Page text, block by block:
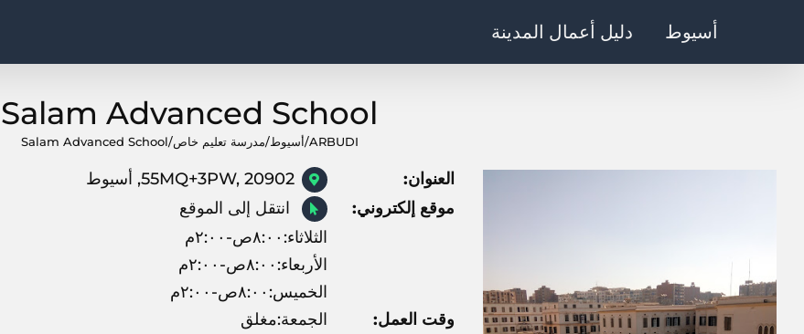
content
أسيوط دليل أعمال المدينة
Salam Advanced School
ARBUDI
/أسيوط/مدرسة تعليم خاص/
Salam Advanced School
العنوان:
55MQ+3PW, 20902, أسيوط
موقع إلكتروني:
انتقل إلى الموقع
وقت العمل:
الثلاثاء:٨:٠٠ص-٢:٠٠م
الأربعاء:٨:٠٠ص-٢:٠٠م
الخميس:٨:٠٠ص-٢:٠٠م
الجمعة:مغلق